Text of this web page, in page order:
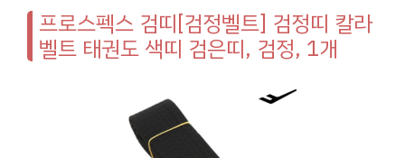
프로스펙스 검띠[검정벨트] 검정띠 칼라
벨트 태권도 색띠 검은띠, 검정, 1개